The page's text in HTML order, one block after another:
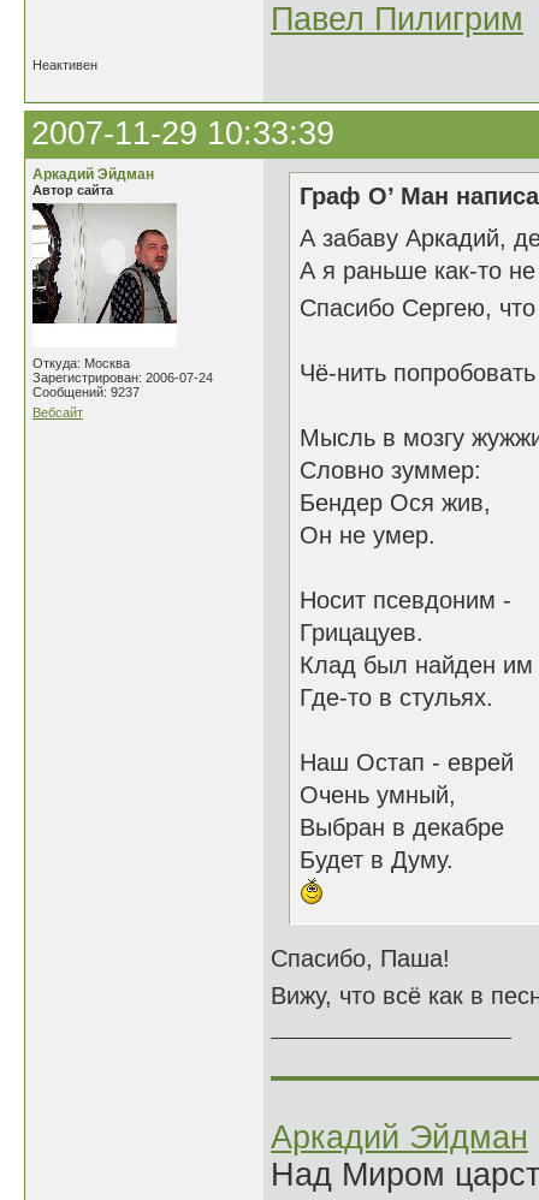
Павел Пилигрим
Неактивен
2007-11-29 10:33:39
Аркадий Эйдман
Автор сайта
Откуда: Москва
Зарегистрирован: 2006-07-24
Сообщений: 9237
Вебсайт
Граф О’ Ман
А забаву Аркадий,
А я раньше как-то
Спасибо Сергею,
Чё-нить
Мысль в мозгу
Словно зуммер:
Бендер Ося жив,
Он не умер.
Носит псевдоним -
Грицацуев.
Клад был найден им
Где-то в стульях.
Наш Остап - еврей
Очень умный,
Выбран в декабре
Будет в Думу.
Спасибо, Паша!
Вижу, что всё как в
Аркадий Эйдман
Над Миром